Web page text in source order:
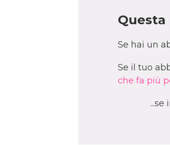
Questa
Se hai un
Se il tuo
che fa più